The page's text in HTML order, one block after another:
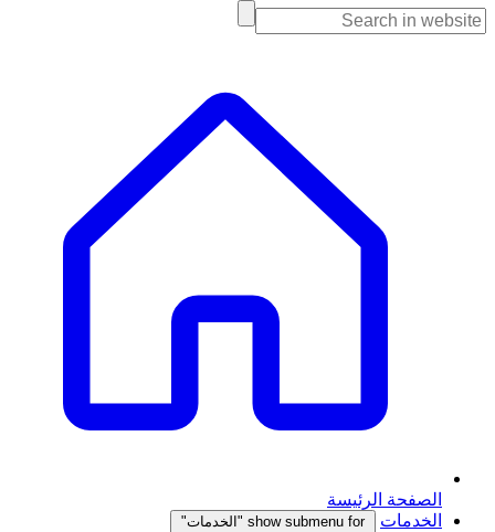
الصفحة الرئيسة
الخدمات
show submenu for "الخدمات"